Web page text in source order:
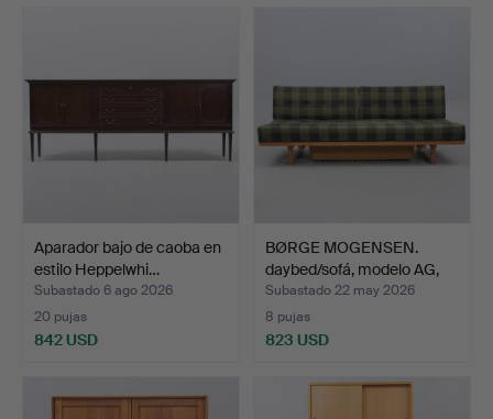
Aparador bajo de caoba en
estilo Heppelwhi…
Subastado 6 ago 2026
20 pujas
842 USD
BØRGE MOGENSEN.
daybed/sofá, modelo AG,
Fr…
Subastado 22 may 2026
8 pujas
823 USD